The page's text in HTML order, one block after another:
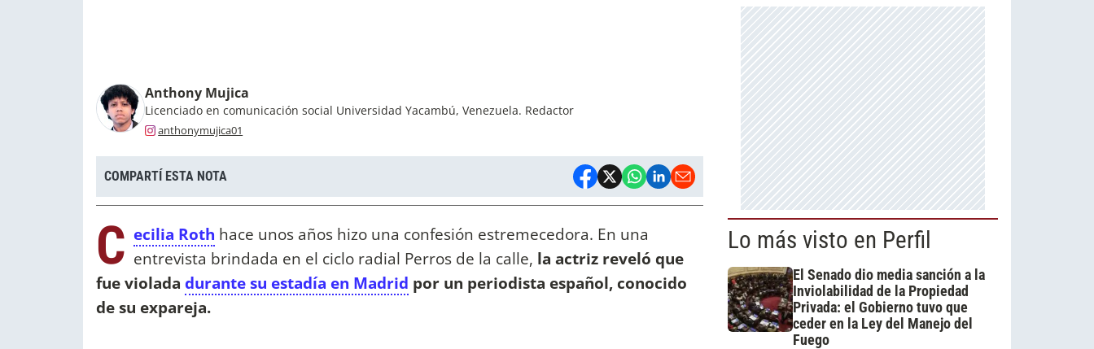
Anthony Mujica
Licenciado en comunicación social Universidad Yacambú, Venezuela. Redactor
anthonymujica01
COMPARTÍ ESTA NOTA
C ecilia Roth hace unos años hizo una confesión estremecedora. En una
entrevista brindada en el ciclo radial Perros de la calle, la actriz reveló que
fue violada durante su estadía en Madrid por un periodista español, conocido
de su expareja.
Lo más visto en Perfil
El Senado dio media sanción a la
Inviolabilidad de la Propiedad
Privada: el Gobierno tuvo que
ceder en la Ley del Manejo del
Fuego